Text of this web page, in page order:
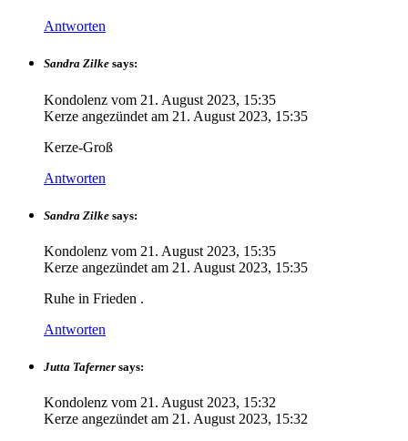
Antworten
Sandra Zilke says:
Kondolenz vom 21. August 2023, 15:35
Kerze angezündet am 21. August 2023, 15:35
Kerze-Groß
Antworten
Sandra Zilke says:
Kondolenz vom 21. August 2023, 15:35
Kerze angezündet am 21. August 2023, 15:35
Ruhe in Frieden .
Antworten
Jutta Taferner says:
Kondolenz vom 21. August 2023, 15:32
Kerze angezündet am 21. August 2023, 15:32